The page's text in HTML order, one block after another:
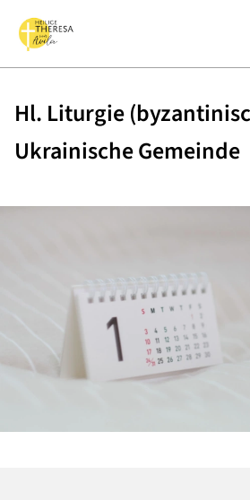
Hl. Liturgie
Ukrainische Gemeinde